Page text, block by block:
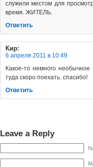
служили местом для
время. ЖИТЕЛЬ.
Ответить
Кир:
6 апреля 2011 в 10:49
Какое-то немного
туда скоро поехать. спасибо!
Ответить
Leave a Reply